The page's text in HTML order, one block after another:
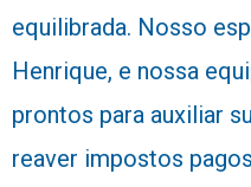
equilibrada. Nosso
Henrique, e nossa
prontos para auxiliar
reaver impostos